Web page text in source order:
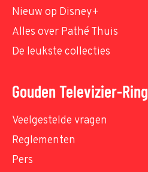
Nieuw op Disney+
Alles over Pathé Thuis
De leukste collecties
Gouden Televizier-Ring
Veelgestelde vragen
Reglementen
Pers